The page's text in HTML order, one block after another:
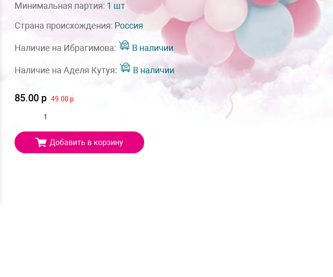
Минимальная партия: 1 шт
Страна происхождения: Россия
Наличие на Ибрагимова: В наличии
Наличие на Аделя Кутуя: В наличии
85.00 р 49.00 р
Добавить в корзину